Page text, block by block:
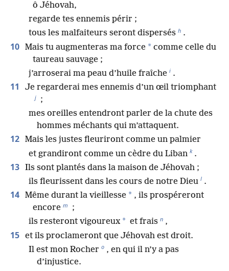
ô Jéhovah,
regarde tes ennemis périr ;
tous les malfaiteurs seront dispersés h .
10 Mais tu augmenteras ma force * comme celle du
taureau sauvage ;
j’arroserai ma peau d’huile fraîche i .
11 Je regarderai mes ennemis d’un œil triomphant
j ;
mes oreilles entendront parler de la chute des
hommes méchants qui m’attaquent.
12 Mais les justes fleuriront comme un palmier
et grandiront comme un cèdre du Liban k .
13 Ils sont plantés dans la maison de Jéhovah ;
ils fleurissent dans les cours de notre Dieu l .
14 Même durant la vieillesse * , ils prospéreront
encore m
;
ils resteront vigoureux * et frais n ,
15 et ils proclameront que Jéhovah est droit.
Il est mon Rocher o , en qui il n’y a pas
d’injustice.